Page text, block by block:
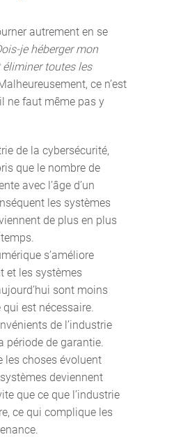
autrement en se
je héberger mon
toutes les
ce n’est
ne faut même pas y
de la cybersécurité,
que le nombre de
avec l’âge d’un
les systèmes
de plus en plus
s’améliore
et les systèmes
sont moins
est nécessaire.
de l’industrie
période de garantie.
les choses évoluent
deviennent
que ce que l’industrie
ce qui complique les